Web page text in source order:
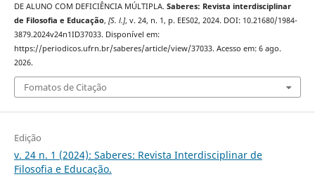
DE ALUNO COM DEFICIÊNCIA MÚLTIPLA. Saberes: Revista interdisciplinar
de Filosofia e Educação, [S. l.], v. 24, n. 1, p. EES02, 2024. DOI: 10.21680/1984-
3879.2024v24n1ID37033. Disponível em:
https://periodicos.ufrn.br/saberes/article/view/37033. Acesso em: 6 ago.
2026.
Fomatos de Citação
Edição
v. 24 n. 1 (2024): Saberes: Revista Interdisciplinar de
Filosofia e Educação.